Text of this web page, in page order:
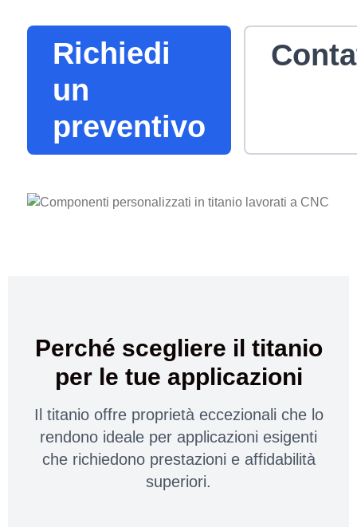
Richiedi
un
preventivo
Perché scegliere il titanio
per le tue applicazioni
Il titanio offre proprietà eccezionali che lo
rendono ideale per applicazioni esigenti
che richiedono prestazioni e affidabilità
superiori.